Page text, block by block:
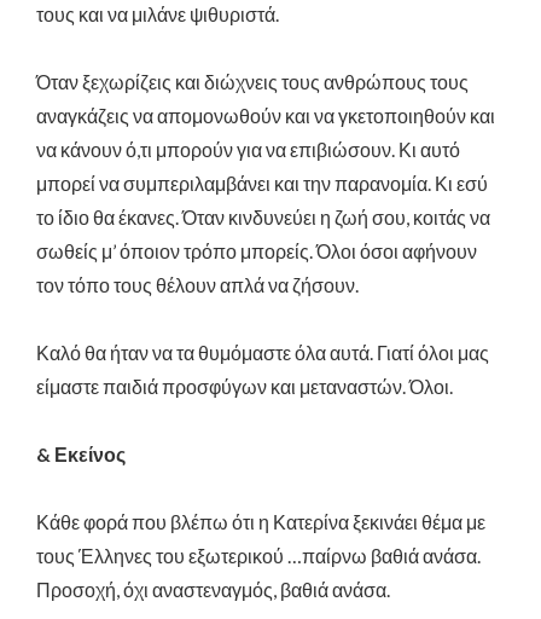
τους και να μιλάνε ψιθυριστά.
Όταν ξεχωρίζεις και διώχνεις τους ανθρώπους τους
αναγκάζεις να απομονωθούν και να γκετοποιηθούν και
να κάνουν ό,τι μπορούν για να επιβιώσουν. Κι αυτό
μπορεί να συμπεριλαμβάνει και την παρανομία. Κι εσύ
το ίδιο θα έκανες. Όταν κινδυνεύει η ζωή σου, κοιτάς να
σωθείς μ’ όποιον τρόπο μπορείς. Όλοι όσοι αφήνουν
τον τόπο τους θέλουν απλά να ζήσουν.
Καλό θα ήταν να τα θυμόμαστε όλα αυτά. Γιατί όλοι μας
είμαστε παιδιά προσφύγων και μεταναστών. Όλοι.
& Εκείνος
Κάθε φορά που βλέπω ότι η Κατερίνα ξεκινάει θέμα με
τους Έλληνες του εξωτερικού …παίρνω βαθιά ανάσα.
Προσοχή, όχι αναστεναγμός, βαθιά ανάσα.